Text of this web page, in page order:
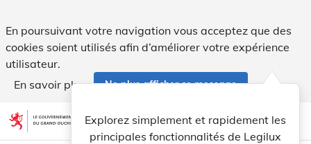
En poursuivant votre navigation vous acceptez que des
cookies soient utilisés afin d’améliorer votre expérience
utilisateur.
En savoir plus
Ne plus afficher ce message
Aller au contenu account_circle help Aide
Explorez simplement et rapidement les
principales fonctionnalités de Legilux
light_mode dark_mode